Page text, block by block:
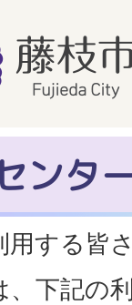
ンタ
用する皆
下記の